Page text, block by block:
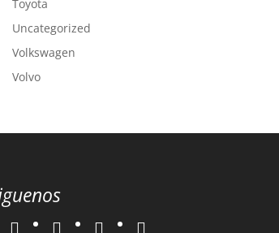
Toyota
Uncategorized
Volkswagen
Volvo
twitter instagramfacebook google